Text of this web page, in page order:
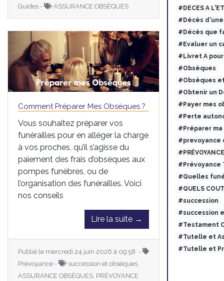
Guides -
ASSURANCE OBSÈQUES
Comment Préparer Mes Obsèques ?
Vous souhaitez préparer vos
funérailles pour en alléger la charge
à vos proches, qu’il s’agisse du
paiement des frais d’obsèques aux
pompes funèbres, ou de
l’organisation des funérailles. Voici
nos conseils
Lire la suite →
Publié le mercredi 24 juin 2026 à 09:58 -
Prévoyance -
succession et obsèques,
ASSURANCE OBSÈQUES, PRÉVOYANCE
#DECES A
#Décès
#Décès que
#Evaluer un
#Livret A
#Obsèques
#Obsèques
#Obtenir un
#Payer mes
#Perte
#Préparer ma
#prevoyance
#Prévoyance
#Quelles
#QUELS
#succession
#succession
#Testament
#Tutelle et
#Tutelle et